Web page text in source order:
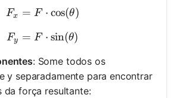
F_x = F \cdot
Fx = F ⋅ cos(θ)
F_y = F \cdot
Fy = F ⋅ sin(θ)
: Some todos os
y separadamente para encontrar
da força resultante: